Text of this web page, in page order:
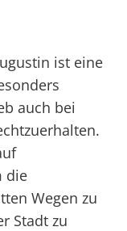
ist eine
auch bei
die
Wegen zu
Stadt zu